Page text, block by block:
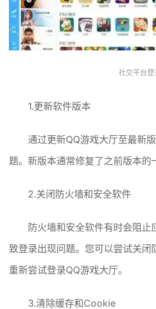
社交平台登
1.更新软件版本
通过更新QQ游戏大厅至最新
题。新版本通常修复了之前版本的
2.关闭防火墙和安全软件
防火墙和安全软件有时会阻止
致登录出现问题。您可以尝试关闭
重新尝试登录QQ游戏大厅。
3.清除缓存和Cookie